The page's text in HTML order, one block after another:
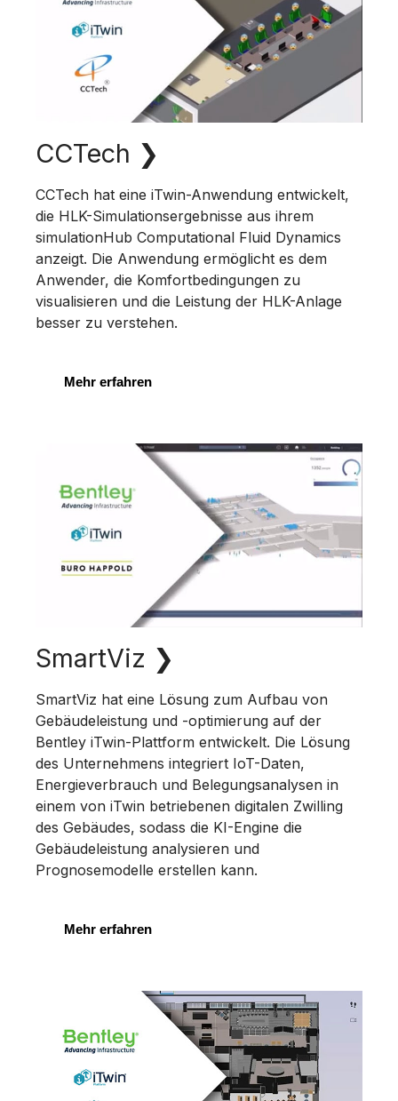
CCTech ❯
CCTech hat eine iTwin-Anwendung entwickelt,
die HLK-Simulationsergebnisse aus ihrem
simulationHub Computational Fluid Dynamics
anzeigt. Die Anwendung ermöglicht es dem
Anwender, die Komfortbedingungen zu
visualisieren und die Leistung der HLK-Anlage
besser zu verstehen.
Mehr erfahren
SmartViz ❯
SmartViz hat eine Lösung zum Aufbau von
Gebäudeleistung und -optimierung auf der
Bentley iTwin-Plattform entwickelt. Die Lösung
des Unternehmens integriert IoT-Daten,
Energieverbrauch und Belegungsanalysen in
einem von iTwin betriebenen digitalen Zwilling
des Gebäudes, sodass die KI-Engine die
Gebäudeleistung analysieren und
Prognosemodelle erstellen kann.
Mehr erfahren